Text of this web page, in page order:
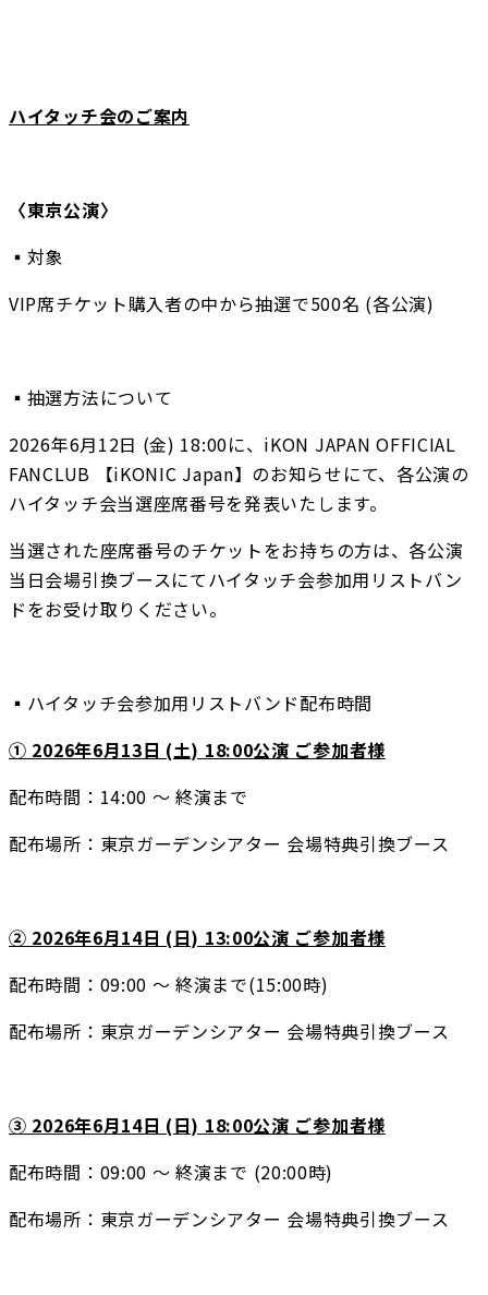
ハイタッチ会のご案内
〈東京公演〉
▪️対象
VIP席チケット購入者の中から抽選で500名 (各公演)
▪️抽選方法について
2026年6月12日 (金) 18:00に、iKON JAPAN OFFICIAL
FANCLUB 【iKONIC Japan】のお知らせにて、各公演の
ハイタッチ会当選座席番号を発表いたします。
当選された座席番号のチケットをお持ちの方は、各公演
当日会場引換ブースにてハイタッチ会参加用リストバン
ドをお受け取りください。
▪️ハイタッチ会参加用リストバンド配布時間
① 2026年6月13日 (土) 18:00公演 ご参加者様
配布時間：14:00 ～ 終演まで
配布場所：東京ガーデンシアター 会場特典引換ブース
② 2026年6月14日 (日) 13:00公演 ご参加者様
配布時間：09:00 ～ 終演まで(15:00時)
配布場所：東京ガーデンシアター 会場特典引換ブース
③ 2026年6月14日 (日) 18:00公演 ご参加者様
配布時間：09:00 ～ 終演まで (20:00時)
配布場所：東京ガーデンシアター 会場特典引換ブース